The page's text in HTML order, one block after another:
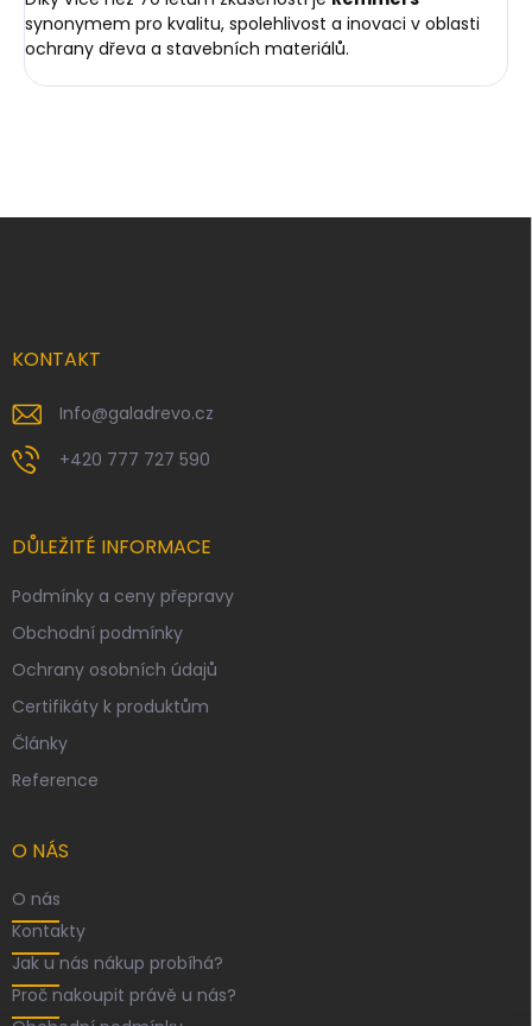
synonymem pro kvalitu, spolehlivost a inovaci v oblasti
ochrany dřeva a stavebních materiálů.
KONTAKT
Info@galadrevo.cz
+420 777 727 590
DŮLEŽITÉ INFORMACE
Podmínky a ceny přepravy
Obchodní podmínky
Ochrany osobních údajů
Certifikáty k produktům
Články
Reference
O NÁS
O nás
Kontakty
Jak u nás nákup probíhá?
Proč nakoupit právě u nás?